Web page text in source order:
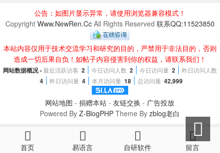
公告：如图片显示异常，请使用浏览器兼容模式！
Copyright Www.NewRen.CcAll Rights Reserved 联系QQ:11523850
本站内容仅用于技术交流学习和研究的目的，严禁用于非法目的，否则
造成一切后果自负！如帖子内容侵害到你的权益，请联系我们！
网站数据概况 -最近活跃访客 2 今日访问人数 2 今日访问量 2 昨日访问人数
4 昨日访问量 4 本月访问量 18 总访问量 42,999
网站地图 -捐赠本站 -友链交换 - 广告投放
Powered ByZ-BlogPHP Theme Byzblog老白
首页 易语言 自研软件 留言